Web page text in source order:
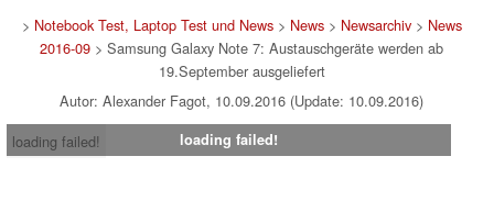
> Notebook Test, Laptop Test und News> News> Newsarchiv> News
2016-09 > Samsung Galaxy Note 7: Austauschgeräte werden ab
19.September ausgeliefert
Autor: Alexander Fagot, 10.09.2016 (Update: 10.09.2016)
loading failed!
loading failed!